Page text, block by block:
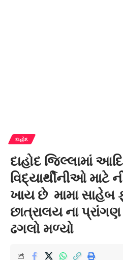
દાહોદ
દાહોદ જિલ્લામાં
વિદ્યાર્થીનીઓ માટે
ખાય છે મામા સાહેબ
છાત્રાલય ના
ઢગલો મળ્યો